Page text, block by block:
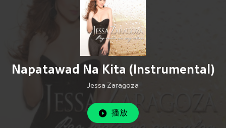
Napatawad Na Kita (Instrumental)
Jessa Zaragoza
播放